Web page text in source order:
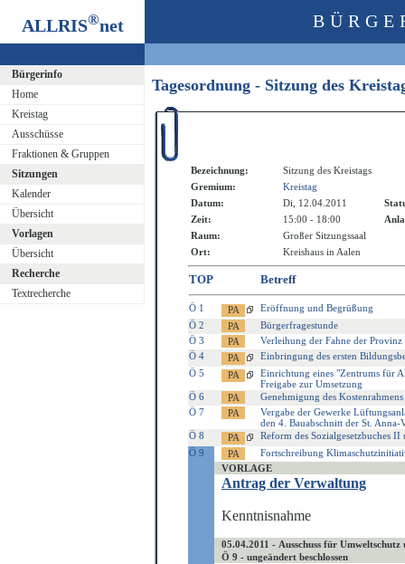
ALLRIS®net
Bürgerinfo
Home
Kreistag
Ausschüsse
Fraktionen & Gruppen
Sitzungen
Kalender
Übersicht
Vorlagen
Übersicht
Recherche
Textrecherche
Tagesordnung - Sitzung des
Bezeichnung:
Sitzung des Kreistags
Gremium:
Kreistag
Datum:
Di, 12.04.2011
Zeit:
15:00 - 18:00
Raum:
Großer Sitzungssaal
Ort:
Kreishaus in Aalen
TOP Betreff
Ö 1
Eröffnung und Begrüßung
Ö 2
Bürgerfragestunde
Ö 3
Verleihung der Fahne der Provinz
Ö 4
Einbringung des ersten
Ö 5
Einrichtung eines "Zentrums für
Freigabe zur Umsetzung
Ö 6
Genehmigung des
Ö 7
Vergabe der Gewerke
den 4. Bauabschnitt der St.
Ö 8
Reform des Sozialgesetzbuches
Ö 9
Fortschreibung
VORLAGE
Antrag der Verwaltung
Kenntnisnahme
05.04.2011 - Ausschuss für
Ö 9 - ungeändert beschlossen